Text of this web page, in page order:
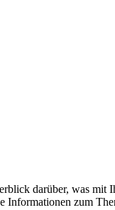
darüber, was mit
zum